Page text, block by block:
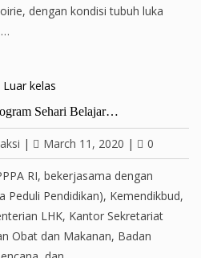
dengan kondisi tubuh luka
Sehari Belajar…
| March 11, 2020 | 0
RI, bekerjasama dengan
Peduli Pendidikan), Kemendikbud,
LHK, Kantor Sekretariat
Obat dan Makanan, Badan